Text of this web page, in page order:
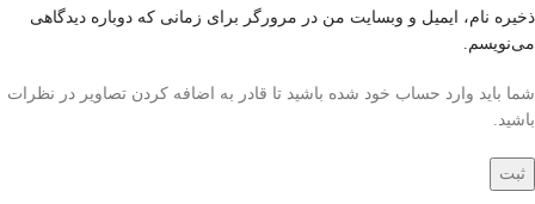
ذخیره نام، ایمیل و وبسایت من در مرورگر برای زمانی که دوباره دیدگاهی
می‌نویسم.
شما باید وارد حساب خود شده باشید تا قادر به اضافه کردن تصاویر در نظرات
باشید.